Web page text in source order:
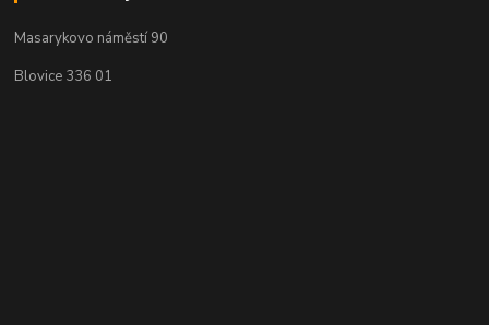
Masarykovo náměstí 90
Blovice 336 01